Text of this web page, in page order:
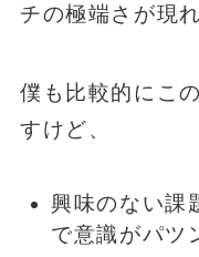
チの極端さが現
僕も比較的にこ
すけど、
興味のない課
で意識がパツ